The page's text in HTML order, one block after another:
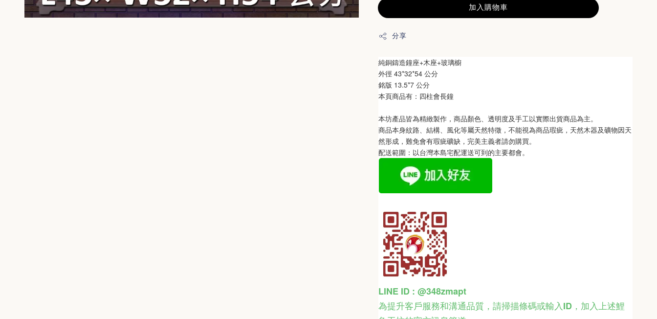
加入購物車
分享
純銅鑄造鐘座+木座+玻璃櫥
外徑 43*32*54 公分
銘版 13.5*7 公分
本頁商品有：四柱會長鐘
本坊產品皆為精緻製作，商品顏色、透明度及手工以實際出貨商品為主。
商品本身紋路、結構、風化等屬天然特徵，不能視為商品瑕疵，天然木器及礦物因天
然形成，難免會有瑕疵礦缺，完美主義者請勿購買。
配送範圍：以台灣本島宅配運送可到的主要都會。
LINE ID : @348zmapt
為提升客戶服務和溝通品質，請掃描條碼或輸入ID ， 加入上述鯉